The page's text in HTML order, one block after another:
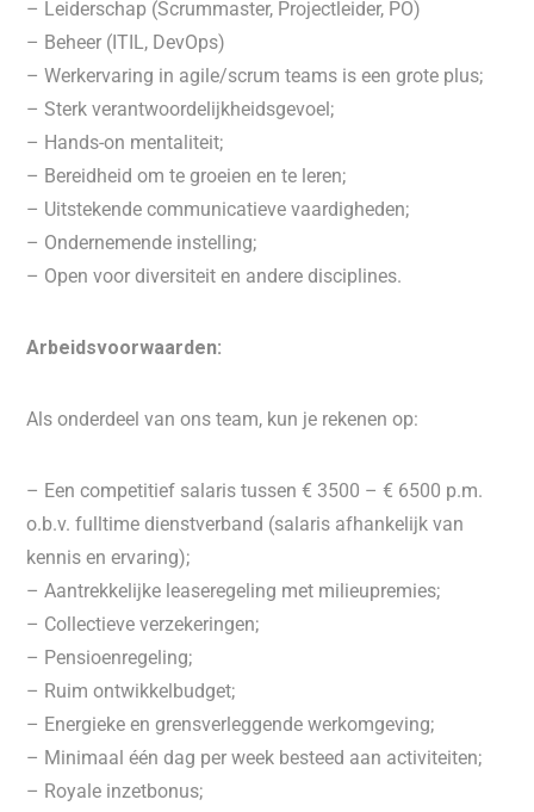
– Leiderschap (Scrummaster, Projectleider, PO)
– Beheer (ITIL, DevOps)
– Werkervaring in agile/scrum teams is een grote plus;
– Sterk verantwoordelijkheidsgevoel;
– Hands-on mentaliteit;
– Bereidheid om te groeien en te leren;
– Uitstekende communicatieve vaardigheden;
– Ondernemende instelling;
– Open voor diversiteit en andere disciplines.
Arbeidsvoorwaarden:
Als onderdeel van ons team, kun je rekenen op:
– Een competitief salaris tussen € 3500 – € 6500 p.m.
o.b.v. fulltime dienstverband (salaris afhankelijk van
kennis en ervaring);
– Aantrekkelijke leaseregeling met milieupremies;
– Collectieve verzekeringen;
– Pensioenregeling;
– Ruim ontwikkelbudget;
– Energieke en grensverleggende werkomgeving;
– Minimaal één dag per week besteed aan activiteiten;
– Royale inzetbonus;